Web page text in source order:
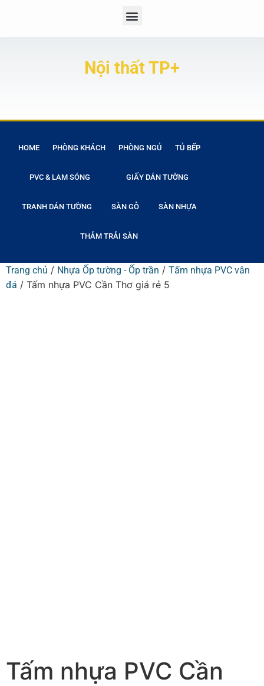
Nội thất TP+
HOME PHÒNG KHÁCH PHÒNG NGỦ TỦ BẾP
PVC & LAM SÓNG GIẤY DÁN TƯỜNG
TRANH DÁN TƯỜNG SÀN GỖ SÀN NHỰA
THẢM TRẢI SÀN
Trang chủ / Nhựa Ốp tường - Ốp trần / Tấm nhựa PVC vân
đá / Tấm nhựa PVC Cần Thơ giá rẻ 5
Tấm nhựa PVC Cần